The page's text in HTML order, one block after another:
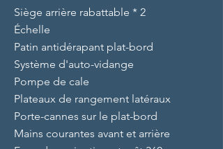
Siège arrière rabattable * 2
Échelle
Patin antidérapant plat-bord
Système d'auto-vidange
Pompe de cale
Plateaux de rangement latéraux
Porte-cannes sur le plat-bord
Mains courantes avant et arrière